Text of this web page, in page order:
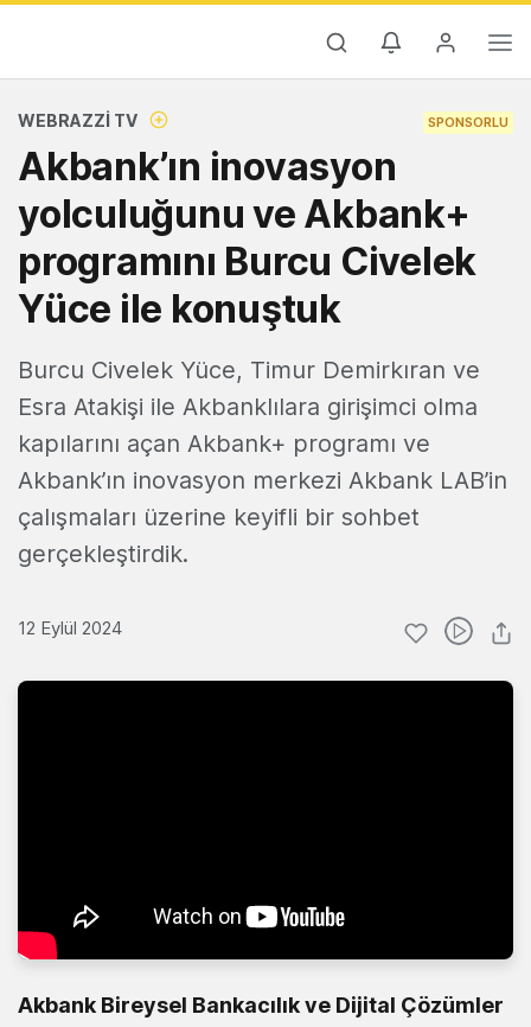
WEBRAZZI TV SPONSORLU
Akbank’ın inovasyon
yolculuğunu ve Akbank+
programını Burcu Civelek
Yüce ile konuştuk
Burcu Civelek Yüce, Timur Demirkıran ve
Esra Atakişi ile Akbanklılara girişimci olma
kapılarını açan Akbank+ programı ve
Akbank’ın inovasyon merkezi Akbank LAB’in
çalışmaları üzerine keyifli bir sohbet
gerçekleştirdik.
12 Eylül 2024
Akbank Bireysel Bankacılık ve Dijital Çözümler